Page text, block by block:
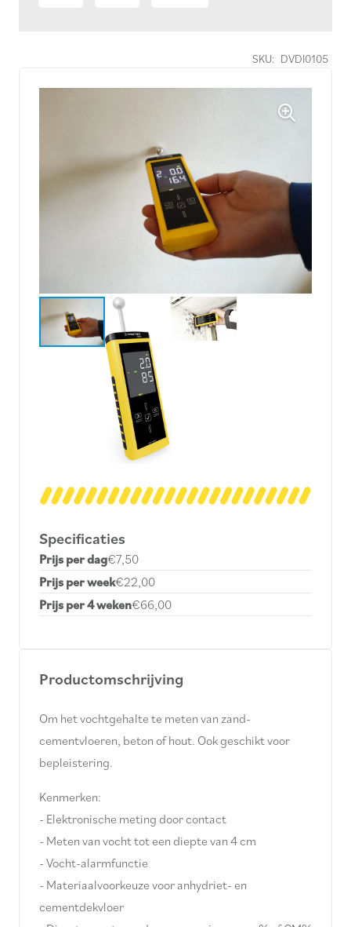
SKU: DVDI0105
Specificaties
Prijs per dag€7,50
Prijs per week€22,00
Prijs per 4 weken€66,00
Productomschrijving
Om het vochtgehalte te meten van zand-
cementvloeren, beton of hout. Ook geschikt voor
bepleistering.
Kenmerken:
- Elektronische meting door contact
- Meten van vocht tot een diepte van 4 cm
- Vocht-alarmfunctie
- Materiaalvoorkeuze voor anhydriet- en
cementdekvloer